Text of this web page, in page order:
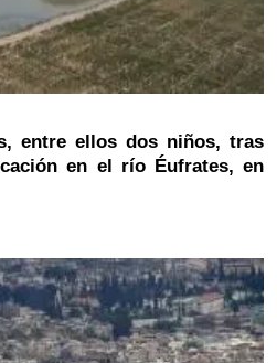
entre ellos dos niños, tras
en el río Éufrates, en